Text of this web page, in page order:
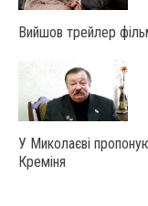
Вийшов трейлер
У Миколаєві
Креміня